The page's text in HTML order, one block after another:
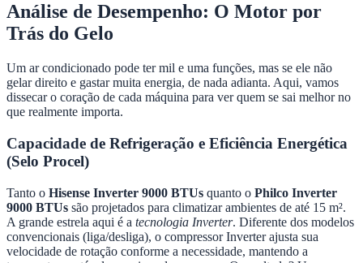
Análise de Desempenho: O Motor por
Trás do Gelo
Um ar condicionado pode ter mil e uma funções, mas se ele não
gelar direito e gastar muita energia, de nada adianta. Aqui, vamos
dissecar o coração de cada máquina para ver quem se sai melhor no
que realmente importa.
Capacidade de Refrigeração e Eficiência Energética
(Selo Procel)
Tanto o Hisense Inverter 9000 BTUs quanto o Philco Inverter
9000 BTUs são projetados para climatizar ambientes de até 15 m².
A grande estrela aqui é a tecnologia Inverter. Diferente dos modelos
convencionais (liga/desliga), o compressor Inverter ajusta sua
velocidade de rotação conforme a necessidade, mantendo a